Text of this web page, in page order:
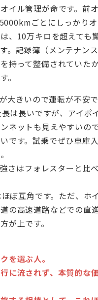
イル管理が命です。前
ごとにしっかり
、10万キロを超えても
。記録簿（メンテナン
持って整備されていた
。
大きいので運転が不安で
は長いですが、アイポ
ネットも見えやすいの
です。試乗でぜひ車庫
さはフォレスターと比
ぼ互角です。ただ、ホ
の高速道路などでの直
が上です。
を選ぶ人。
に流されず、本質的な